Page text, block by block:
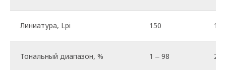
Линиатура, Lpi 150 150
Тональный диапазон, % 1 ‒ 98 2 ‒